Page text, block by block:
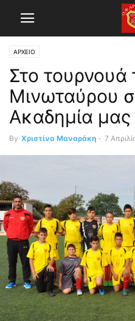
ΑΡΧΕΙΟ
Στο τουρνουά
Μινωταύρου
Ακαδημία μας
By Χριστίνα Μαναράκη - 7